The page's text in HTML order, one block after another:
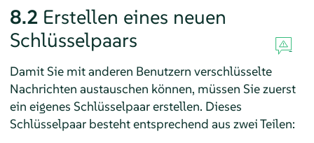
8.2 Erstellen eines neuen
Schlüsselpaars
Damit Sie mit anderen Benutzern verschlüsselte
Nachrichten austauschen können, müssen Sie zuerst
ein eigenes Schlüsselpaar erstellen. Dieses
Schlüsselpaar besteht entsprechend aus zwei Teilen: